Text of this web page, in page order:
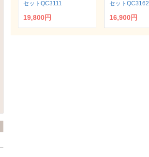
セットQC3111
19,800円
セットQC3162
16,900円